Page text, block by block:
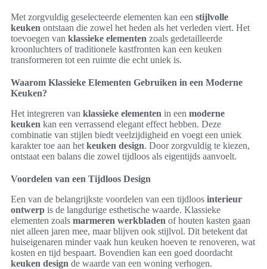
Met zorgvuldig geselecteerde elementen kan een stijlvolle
keuken ontstaan die zowel het heden als het verleden viert. Het
toevoegen van klassieke elementen zoals gedetailleerde
kroonluchters of traditionele kastfronten kan een keuken
transformeren tot een ruimte die echt uniek is.
Waarom Klassieke Elementen Gebruiken in een Moderne
Keuken?
Het integreren van klassieke elementen in een moderne
keuken kan een verrassend elegant effect hebben. Deze
combinatie van stijlen biedt veelzijdigheid en voegt een uniek
karakter toe aan het keuken design. Door zorgvuldig te kiezen,
ontstaat een balans die zowel tijdloos als eigentijds aanvoelt.
Voordelen van een Tijdloos Design
Een van de belangrijkste voordelen van een tijdloos interieur
ontwerp is de langdurige esthetische waarde. Klassieke
elementen zoals marmeren werkbladen of houten kasten gaan
niet alleen jaren mee, maar blijven ook stijlvol. Dit betekent dat
huiseigenaren minder vaak hun keuken hoeven te renoveren, wat
kosten en tijd bespaart. Bovendien kan een goed doordacht
keuken design de waarde van een woning verhogen.